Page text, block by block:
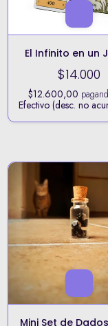
El Infinito en un
$14.000
$12.600,00
Efectivo (desc. no
Mini Set de